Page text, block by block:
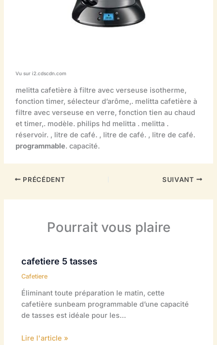
Vu sur i2.cdscdn.com
melitta cafetière à filtre avec verseuse isotherme,
fonction timer, sélecteur d’arôme,. melitta cafetière à
filtre avec verseuse en verre, fonction tien au chaud
et timer,. modèle. philips hd melitta . melitta .
réservoir. , litre de café. , litre de café. , litre de café.
programmable. capacité.
PRÉCÉDENT SUIVANT
Pourrait vous plaire
cafetiere 5 tasses
Cafetiere
Éliminant toute préparation le matin, cette
cafetière sunbeam programmable d’une capacité
de tasses est idéale pour les…
Lire l'article »